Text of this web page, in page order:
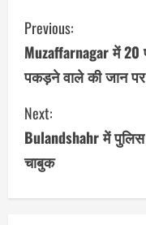
C
o
n
t
i
n
Previous:
Muzaffarnagar में
पकड़ने वाले की जान
Next:
Bulandshahr में पुलिस
चाबुक